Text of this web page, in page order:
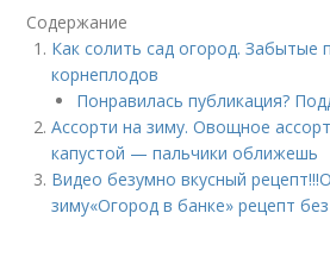
Содержание
Как солить сад огород. Забытые
корнеплодов
Понравилась публикация?
Ассорти на зиму. Овощное
капустой — пальчики оближешь
Видео безумно вкусный
зиму«Огород в банке» рецепт